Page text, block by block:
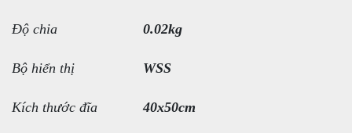
Độ chia 0.02kg
Bộ hiển thị WSS
Kích thước đĩa 40x50cm